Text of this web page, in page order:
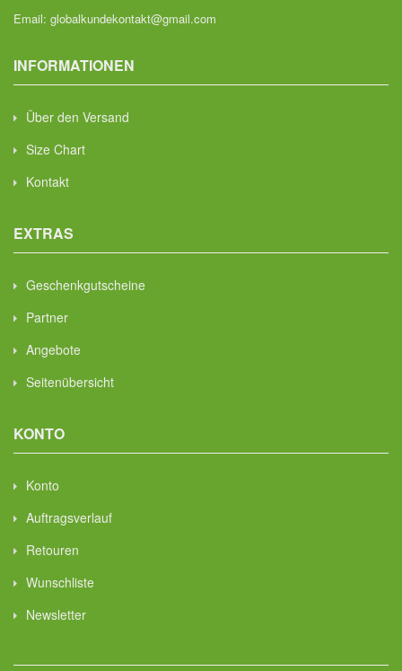
Email: globalkundekontakt@gmail.com
INFORMATIONEN
Über den Versand
Size Chart
Kontakt
EXTRAS
Geschenkgutscheine
Partner
Angebote
Seitenübersicht
KONTO
Konto
Auftragsverlauf
Retouren
Wunschliste
Newsletter